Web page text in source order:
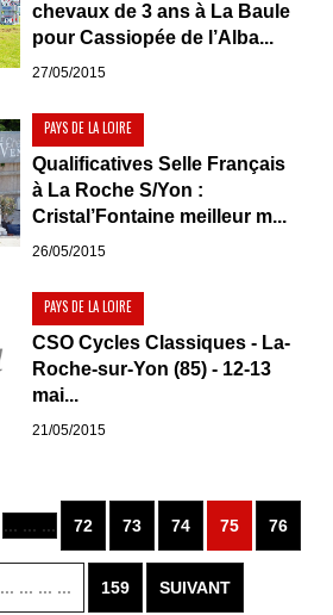
chevaux de 3 ans à La Baule
pour Cassiopée de l’Alba...
27/05/2015
PAYS DE LA LOIRE
Qualificatives Selle Français
à La Roche S/Yon :
Cristal’Fontaine meilleur m...
26/05/2015
PAYS DE LA LOIRE
CSO Cycles Classiques - La-
Roche-sur-Yon (85) - 12-13
mai...
21/05/2015
... ... ... 72 73 74 75 76
... ... ... ... 159 SUIVANT